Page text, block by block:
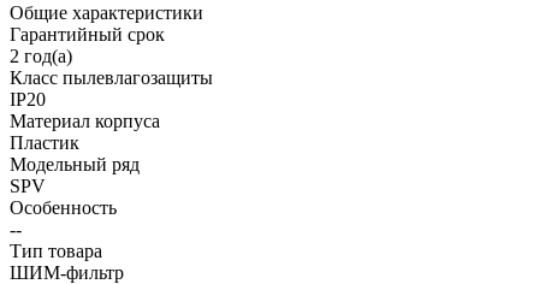
Общие характеристики
Гарантийный срок
2 год(а)
Класс пылевлагозащиты
IP20
Материал корпуса
Пластик
Модельный ряд
SPV
Особенность
--
Тип товара
ШИМ-фильтр